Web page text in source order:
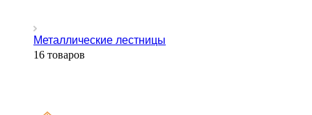
Металлические лестницы
16 товаров